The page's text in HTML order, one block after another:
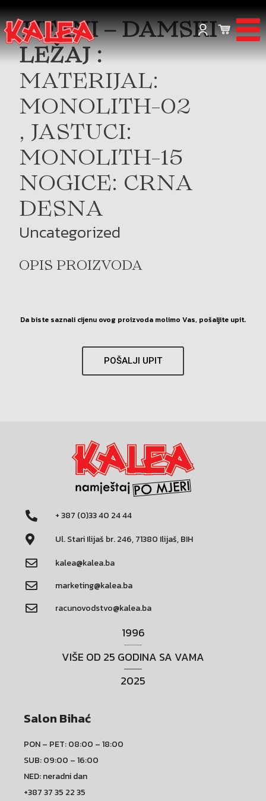
TIFANI – DAMSKI
LEŽAJ :
MATERIJAL:
MONOLITH-02
, JASTUCI:
MONOLITH-15
NOGICE: CRNA
DESNA
Uncategorized
OPIS PROIZVODA
Da biste saznali cijenu ovog proizvoda molimo Vas, pošaljite upit.
POŠALJI UPIT
+ 387 (0)33 40 24 44
Ul. Stari Ilijaš br. 246, 71380 Ilijaš, BIH
kalea@kalea.ba
marketing@kalea.ba
racunovodstvo@kalea.ba
1996
VIŠE OD 25 GODINA SA VAMA
2025
Salon Bihać
PON – PET: 08:00 – 18:00
SUB: 09:00 – 16:00
NED: neradni dan
+387 37 35 22 35